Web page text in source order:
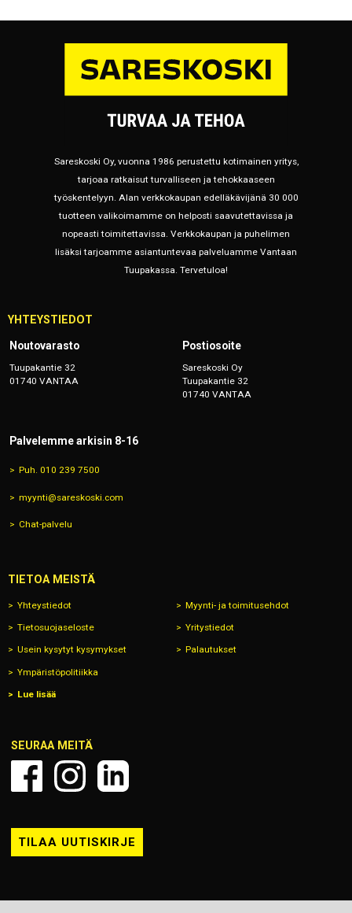
Sareskoski Oy, vuonna 1986 perustettu kotimainen yritys,
tarjoaa ratkaisut turvalliseen ja tehokkaaseen
työskentelyyn. Alan verkkokaupan edelläkävijänä 30 000
tuotteen valikoimamme on helposti saavutettavissa ja
nopeasti toimitettavissa. Verkkokaupan ja puhelimen
lisäksi tarjoamme asiantuntevaa palveluamme Vantaan
Tuupakassa. Tervetuloa!
YHTEYSTIEDOT
Noutovarasto
Tuupakantie 32
01740 VANTAA
Postiosoite
Sareskoski Oy
Tuupakantie 32
01740 VANTAA
Palvelemme arkisin 8-16
Puh. 010 239 7500
myynti@sareskoski.com
Chat-palvelu
TIETOA MEISTÄ
Yhteystiedot Myynti- ja toimitusehdot
Tietosuojaseloste Yritystiedot
Usein kysytyt kysymykset Palautukset
Ympäristöpolitiikka
Lue lisää
SEURAA MEITÄ
TILAA UUTISKIRJE